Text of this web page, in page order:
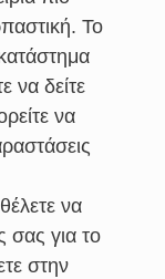
Το
να δείτε
να
να
σας για το
στην